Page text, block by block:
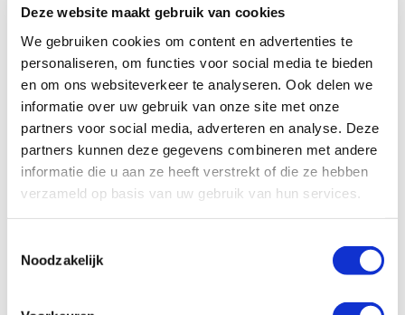
Deze website maakt gebruik van cookies
We gebruiken cookies om content en advertenties te
personaliseren, om functies voor social media te bieden
en om ons websiteverkeer te analyseren. Ook delen we
informatie over uw gebruik van onze site met onze
partners voor social media, adverteren en analyse. Deze
partners kunnen deze gegevens combineren met andere
informatie die u aan ze heeft verstrekt of die ze hebben
verzameld op basis van uw gebruik van hun services.
Noodzakelijk